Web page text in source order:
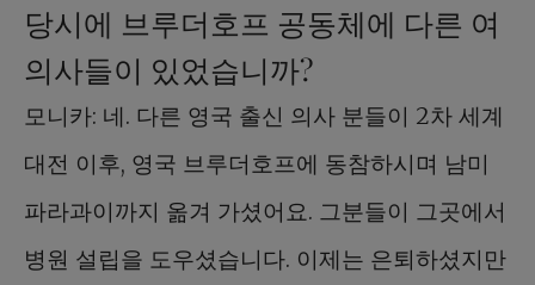
당시에 브루더호프 공동체에 다른 여
의사들이 있었습니까?
모니카: 네. 다른 영국 출신 의사 분들이 2차 세계
대전 이후, 영국 브루더호프에 동참하시며 남미
파라과이까지 옮겨 가셨어요. 그분들이 그곳에서
병원 설립을 도우셨습니다. 이제는 은퇴하셨지만